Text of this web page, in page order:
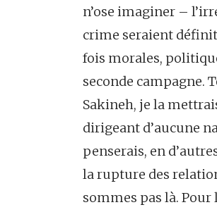
n’ose imaginer –
crime seraient
fois morales,
seconde campagne.
Sakineh, je la
dirigeant d’aucune
penserais, en
la rupture des
sommes pas là.